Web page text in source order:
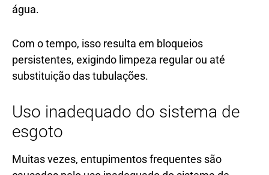
água.
Com o tempo, isso resulta em bloqueios
persistentes, exigindo limpeza regular ou até
substituição das tubulações.
Uso inadequado do sistema de
esgoto
Muitas vezes, entupimentos frequentes são